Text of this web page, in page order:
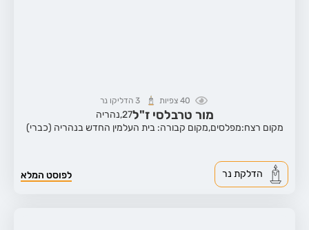
40 צפיות 3 הדליקו נר
מור טרבלסי ז"ל27, נהריה
מקום רצח:מפלסים,מקום קבורה: בית העלמין החדש בנהריה (כברי)
לפוסט המלא הדלקת נר